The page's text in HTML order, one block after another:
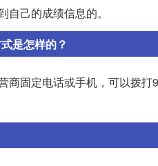
己的成绩信息的。
是怎样的？
商固定电话或手机，可以拨